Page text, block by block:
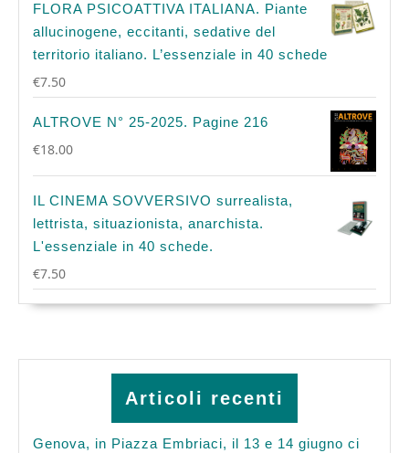
FLORA PSICOATTIVA ITALIANA. Piante
allucinogene, eccitanti, sedative del
territorio italiano. L’essenziale in 40 schede
€7.50
ALTROVE N° 25-2025. Pagine 216
€18.00
IL CINEMA SOVVERSIVO surrealista,
lettrista, situazionista, anarchista.
L'essenziale in 40 schede.
€7.50
Articoli recenti
Genova, in Piazza Embriaci, il 13 e 14 giugno ci